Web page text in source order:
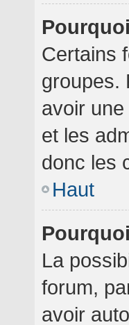
Certains
groupes.
avoir
et les
donc les
Haut
La
forum,
avoir